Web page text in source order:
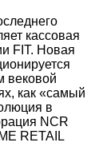
кассовая
FIT. Новая
вековой
как «самый
в
NCR
RETAIL